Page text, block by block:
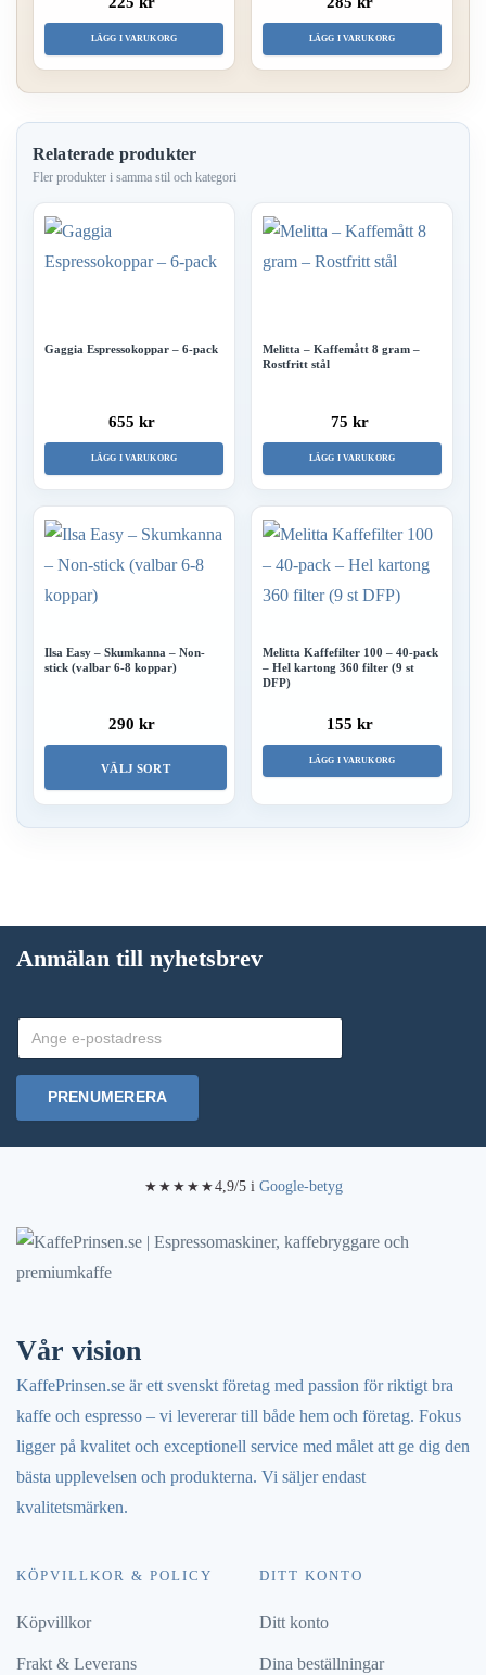
LÄGG I VARUKORG LÄGG I VARUKORG
Relaterade produkter
Gaggia Espressokoppar – 6-pack
655 kr
LÄGG I VARUKORG
Melitta – Kaffemått 8 gram –
Rostfritt stål
75 kr
LÄGG I VARUKORG
Ilsa Easy – Skumkanna – Non-
stick (valbar 6-8 koppar)
290 kr
VÄLJ SORT
Den
här
flera
varianter.
olika
alternativen
kan
väljas
Melitta Kaffefilter 100 – 40-pack
– Hel kartong 360 filter (9 st
DFP)
155 kr
LÄGG I VARUKORG
Anmälan till nyhetsbrev
PRENUMERERA
★★★★★4,9/5 i Google-betyg
Vår vision
KaffePrinsen.se är ett svenskt företag med passion för riktigt bra
kaffe och espresso – vi levererar till både hem och företag. Fokus
ligger på kvalitet och exceptionell service med målet att ge dig den
bästa upplevelsen och produkterna. Vi säljer endast
kvalitetsmärken.
KÖPVILLKOR & POLICY
Köpvillkor
Frakt & Leverans
DITT KONTO
Ditt konto
Dina beställningar